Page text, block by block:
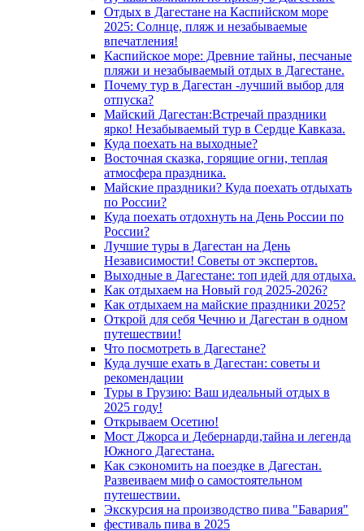
Отдых в Дагестане на Каспийском море
2025: Солнце, пляж и незабываемые
впечатления!
Каспийское море: Древние тайны, песчаные
пляжи и незабываемый отдых в Дагестане.
Почему тур в Дагестан -лучший выбор для
отпуска?
Майский Дагестан:Встречай праздники
ярко! Незабываемый тур в Сердце Кавказа.
Куда поехать на выходные?
Восточная сказка, горящие огни, теплая
атмосфера праздника.
Майские праздники? Куда поехать отдыхать
по России?
Куда поехать отдохнуть на День России по
России?
Лучшие туры в Дагестан на День
Независимости! Советы от экспертов.
Выходные в Дагестане: топ идей для отдыха.
Как отдыхаем на Новый год 2025-2026?
Как отдыхаем на майские праздники 2025?
Открой для себя Чечню и Дагестан в одном
путешествии!
Что посмотреть в Дагестане?
Куда лучше ехать в Дагестан: советы и
рекомендации
Туры в Грузию: Ваш идеальный отдых в
2025 году!
Открываем Осетию!
Мост Джорса и Дебернарди,тайна и легенда
Южного Дагестана.
Как сэкономить на поездке в Дагестан.
Развеиваем миф о самостоятельном
путешествии.
Экскурсия на производство пива "Бавария"
фестиваль пива в 2025